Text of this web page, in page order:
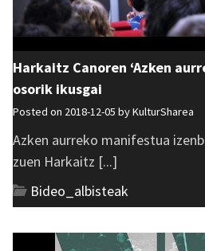
Harkaitz Canoren ‘Azken
osorik ikusgai
Posted on 2018-12-05 byKulturSharea
Azken aurreko manifestua
zuen Harkaitz [...]
Bideo_albisteak